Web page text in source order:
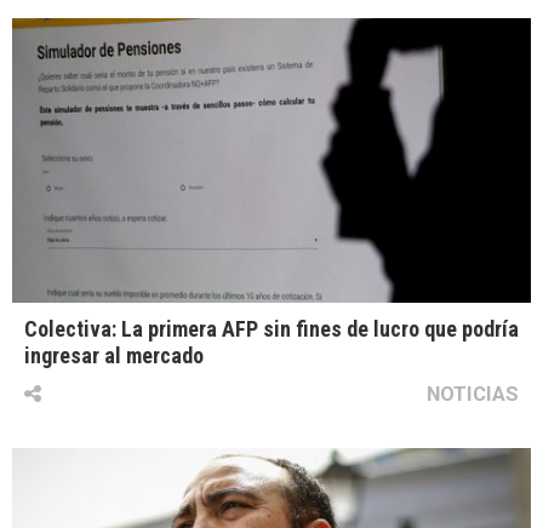
Colectiva: La primera AFP sin fines de lucro que podría
ingresar al mercado
NOTICIAS